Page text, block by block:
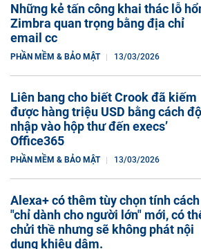
Những kẻ tấn công khai thác lỗ
Zimbra quan trọng bằng địa chỉ
email cc
PHẦN MỀM & BẢO MẬT 13/03/2026
Liên bang cho biết Crook đã kiếm
được hàng triệu USD bằng cách
nhập vào hộp thư đến execs’
Office365
PHẦN MỀM & BẢO MẬT 13/03/2026
Alexa+ có thêm tùy chọn tính cách
"chỉ dành cho người lớn" mới, có
chửi thề nhưng sẽ không phát nội
dung khiêu dâm.